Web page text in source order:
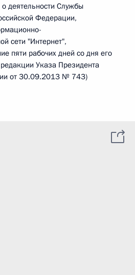
деятельности Службы
Федерации,
сети "Интернет",
пяти рабочих дней со дня его
Указа Президента
от 30.09.2013 № 743)